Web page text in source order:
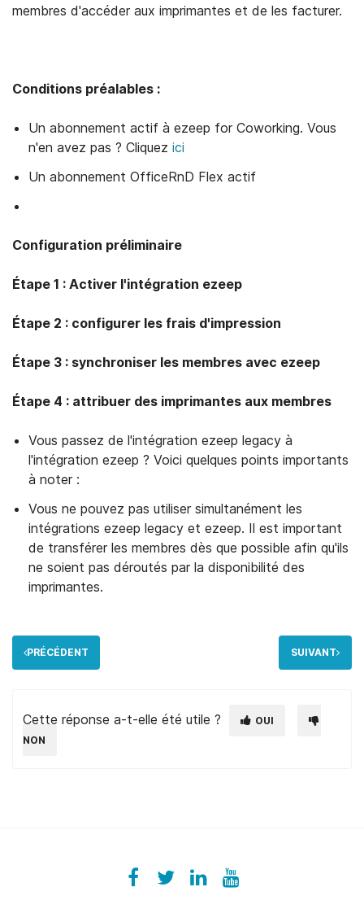
membres d'accéder aux imprimantes et de les facturer.
Conditions préalables :
Un abonnement actif à ezeep for Coworking. Vous
n'en avez pas ? Cliquez ici
Un abonnement OfficeRnD Flex actif
Configuration préliminaire
Étape 1 : Activer l'intégration ezeep
Étape 2 : configurer les frais d'impression
Étape 3 : synchroniser les membres avec ezeep
Étape 4 : attribuer des imprimantes aux membres
Vous passez de l'intégration ezeep legacy à
l'intégration ezeep ? Voici quelques points importants
à noter :
Vous ne pouvez pas utiliser simultanément les
intégrations ezeep legacy et ezeep. Il est important
de transférer les membres dès que possible afin qu'ils
ne soient pas déroutés par la disponibilité des
imprimantes.
PRÉCÉDENT SUIVANT
Cette réponse a-t-elle été utile ?
OUI
NON
Facebook
ezeeplive
Twitter
ezeepLinkedIn
ezeepYouTube